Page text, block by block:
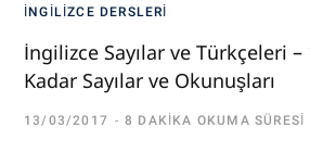
İNGILIZCE DERSLERI
İngilizce Sayılar ve Türkçeleri –
Kadar Sayılar ve Okunuşları
13/03/2017 8 DAKIKA OKUMA SÜRESI